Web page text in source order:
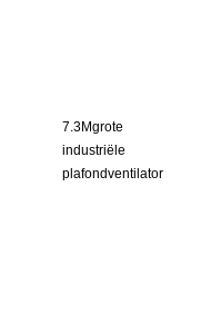
7.3Mgrote
industriële
plafondventilator